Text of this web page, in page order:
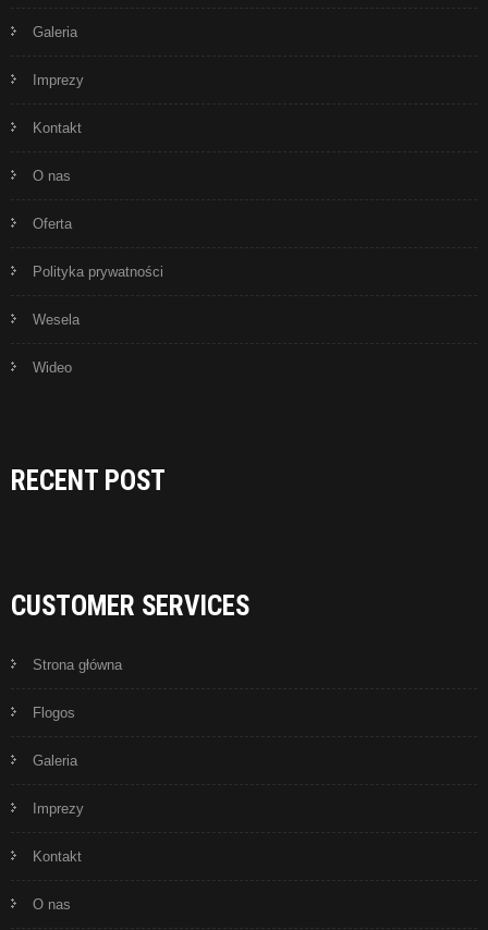
Galeria
Imprezy
Kontakt
O nas
Oferta
Polityka prywatności
Wesela
Wideo
RECENT POST
CUSTOMER SERVICES
Strona główna
Flogos
Galeria
Imprezy
Kontakt
O nas